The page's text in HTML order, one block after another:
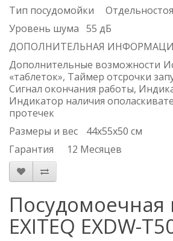
Тип посудомойки
Уровень шума 55 дБ
ДОПОЛНИТЕЛЬНАЯ
Дополнительные возможности
«таблеток», Таймер отсрочки
Сигнал окончания работы,
Индикатор наличия
протечек
Размеры и вес
44x55x50 см
Гарантия
12 Месяцев
EXITEQ EXDW-